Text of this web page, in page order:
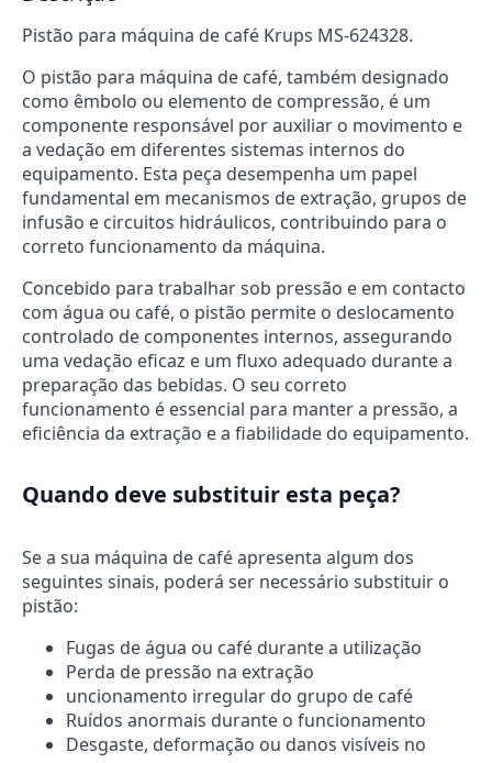
Pistão para máquina de café Krups MS-624328.
O pistão para máquina de café, também designado
como êmbolo ou elemento de compressão, é um
componente responsável por auxiliar o movimento e
a vedação em diferentes sistemas internos do
equipamento. Esta peça desempenha um papel
fundamental em mecanismos de extração, grupos de
infusão e circuitos hidráulicos, contribuindo para o
correto funcionamento da máquina.
Concebido para trabalhar sob pressão e em contacto
com água ou café, o pistão permite o deslocamento
controlado de componentes internos, assegurando
uma vedação eficaz e um fluxo adequado durante a
preparação das bebidas. O seu correto
funcionamento é essencial para manter a pressão, a
eficiência da extração e a fiabilidade do equipamento.
Quando deve substituir esta peça?
Se a sua máquina de café apresenta algum dos
seguintes sinais, poderá ser necessário substituir o
pistão:
Fugas de água ou café durante a utilização
Perda de pressão na extração
uncionamento irregular do grupo de café
Ruídos anormais durante o funcionamento
Desgaste, deformação ou danos visíveis no